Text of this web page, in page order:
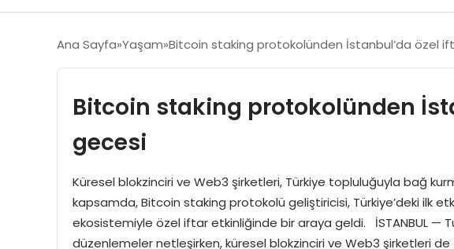
Ana Sayfa Yaşam Bitcoin staking protokolünden İstanbul’da özel
Bitcoin staking protokolünden
gecesi
Küresel blokzinciri ve Web3 şirketleri, Türkiye topluluğuyla bağ
kapsamda, Bitcoin staking protokolü geliştiricisi, Türkiye’deki ilk
ekosistemiyle özel iftar etkinliğinde bir araya geldi. İSTANBUL —
düzenlemeler netleşirken, küresel blokzinciri ve Web3 şirketleri